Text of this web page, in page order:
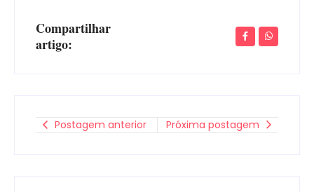
Compartilhar
artigo:
Postagem anterior Próxima postagem